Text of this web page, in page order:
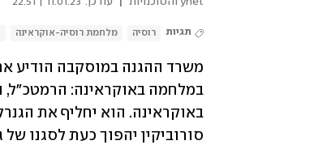
תגיות רוסיה מלחמת רוסיה-אוקראינה
באוקראינה. הוא יחליף את
סורוביקין יהפוך כעת לסגנו של